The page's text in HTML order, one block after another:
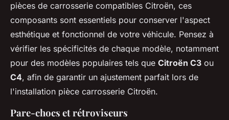
pièces de carrosserie compatibles Citroën, ces
composants sont essentiels pour conserver l'aspect
esthétique et fonctionnel de votre véhicule. Pensez à
vérifier les spécificités de chaque modèle, notamment
pour des modèles populaires tels que Citroën C3 ou
C4, afin de garantir un ajustement parfait lors de
l'installation pièce carrosserie Citroën.
Pare-chocs et rétroviseurs